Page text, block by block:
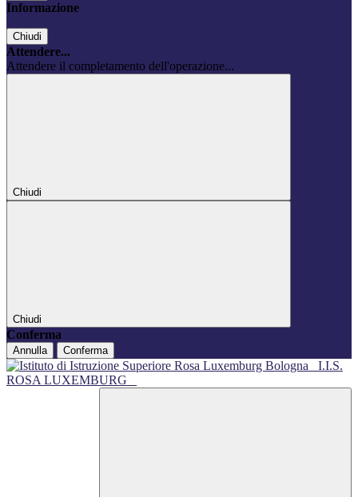
Informazione
Chiudi
Attendere...
Attendere il completamento dell'operazione...
Chiudi
Chiudi
Conferma
Annulla Conferma
I.I.S.
ROSA LUXEMBURG